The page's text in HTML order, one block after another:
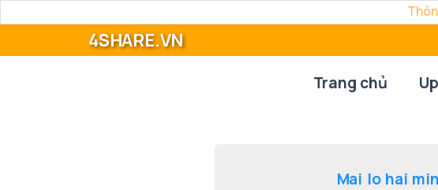
4SHARE.VN
Trang chủ
Mai lo hai